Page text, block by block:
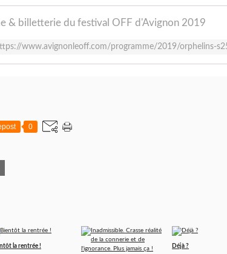
& billetterie du festival OFF d'Avignon 2019
www.avignonleoff.com/programme/2019/orphelins-
0
la rentrée ! Déjà ?